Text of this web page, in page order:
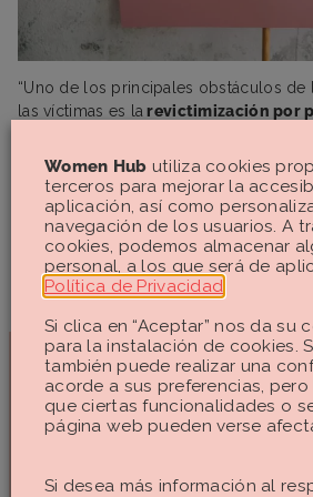
“Uno de los principales obstáculos de
las víctimas es larevictimización por
el tema de abuso y violación y que
perspectiva de género, pero no es así
policiales y comisarías. Existe también
acudes como víctima de sumisión
drogada a denunciar, te puede mandar
vayas a dormir la mona y que si no
cuenta Marta.
“Hay una gran falta de
denunciantes, los procesos
largos y retorcidos, existe
cuestionamiento y se
policiales tampoco están
Women Hub utiliza cookies
terceros para mejorar la
aplicación, así como
navegación de los usuarios. A
cookies, podemos almacenar
personal, a los que será de
Política de Privacidad
Si clica en “Aceptar” nos da su
para la instalación de cookies.
también puede realizar una
acorde a sus preferencias,
que ciertas funcionalidades o
página web pueden verse
Si desea más información al